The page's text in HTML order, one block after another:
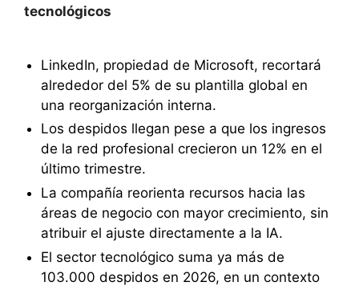
tecnológicos
LinkedIn, propiedad de Microsoft, recortará
alrededor del 5% de su plantilla global en
una reorganización interna.
Los despidos llegan pese a que los ingresos
de la red profesional crecieron un 12% en el
último trimestre.
La compañía reorienta recursos hacia las
áreas de negocio con mayor crecimiento, sin
atribuir el ajuste directamente a la IA.
El sector tecnológico suma ya más de
103.000 despidos en 2026, en un contexto